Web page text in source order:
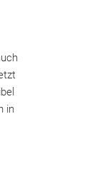
in